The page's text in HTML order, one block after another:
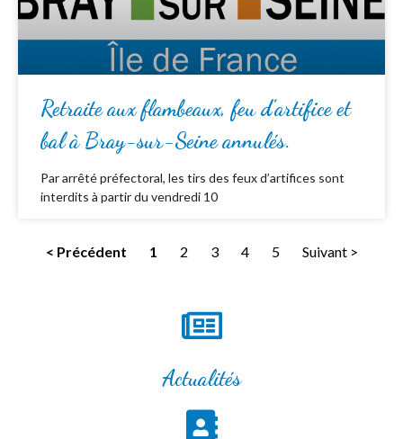
Retraite aux flambeaux, feu d’artifice et
bal à Bray-sur-Seine annulés.
Par arrêté préfectoral, les tirs des feux d’artifices sont
interdits à partir du vendredi 10
< Précédent 1 2 3 4 5 Suivant >
Actualités